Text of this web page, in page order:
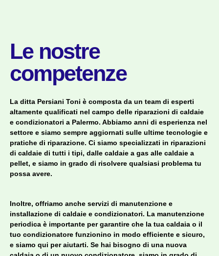
Le nostre
competenze
La ditta Persiani Toni è composta da un team di esperti
altamente qualificati nel campo delle riparazioni di caldaie
e condizionatori a Palermo. Abbiamo anni di esperienza nel
settore e siamo sempre aggiornati sulle ultime tecnologie e
pratiche di riparazione. Ci siamo specializzati in riparazioni
di caldaie di tutti i tipi, dalle caldaie a gas alle caldaie a
pellet, e siamo in grado di risolvere qualsiasi problema tu
possa avere.
Inoltre, offriamo anche servizi di manutenzione e
installazione di caldaie e condizionatori. La manutenzione
periodica è importante per garantire che la tua caldaia o il
tuo condizionatore funzionino in modo efficiente e sicuro,
e siamo qui per aiutarti. Se hai bisogno di una nuova